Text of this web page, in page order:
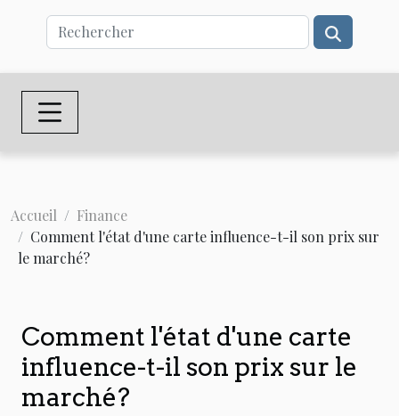
Accueil
Finance
Comment l'état d'une carte influence-t-il son prix sur
le marché?
Comment l'état d'une carte
influence-t-il son prix sur le
marché?